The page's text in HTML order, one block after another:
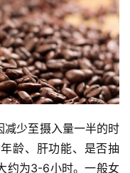
减少至摄入量一半的时
龄、肝功能、是否抽
约为3-6小时。一般女